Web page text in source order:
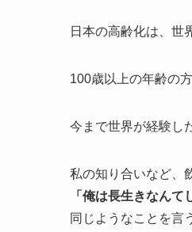
日本の高齢化は、世
100歳以上の年齢の
今まで世界が経験し
私の知り合いなど、
「俺は長生きなんて
同じようなことを言